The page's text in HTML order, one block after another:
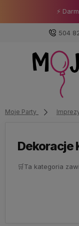
⚡
504
Wybierz coś
Moje Party
Dekoracje
🛒Ta kategoria